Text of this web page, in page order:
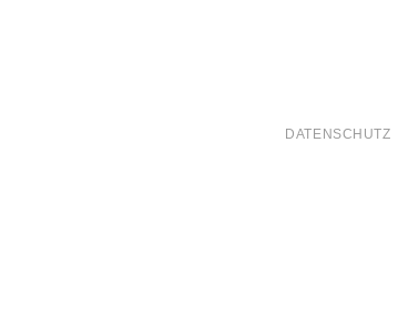
DATENSCHUTZ